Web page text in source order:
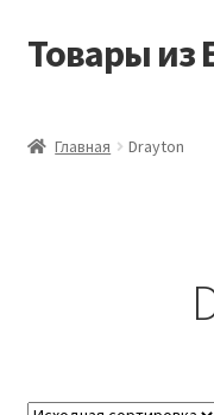
Перейти
Перейти
Товары из
Заказать товары из
Главная Drayton